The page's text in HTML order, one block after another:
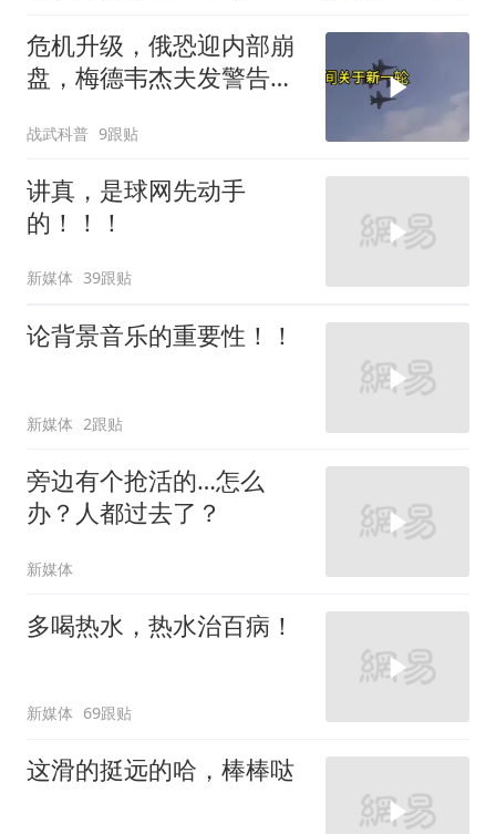
危机升级，俄恐迎内部崩
盘，梅德韦杰夫发警告，
战武科普 9跟贴
讲真，是球网先动手
的！！！
新媒体 39跟贴
论背景音乐的重要性！！
新媒体 2跟贴
旁边有个抢活的…怎么
办？人都过去了？
新媒体
多喝热水，热水治百病！
新媒体 69跟贴
这滑的挺远的哈，棒棒哒